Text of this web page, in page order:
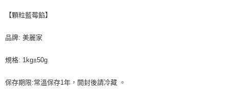
【顆粒藍莓餡】
品牌: 美麗家
規格: 1kg±50g
保存期限:常溫保存1年，開封後請冷藏 。